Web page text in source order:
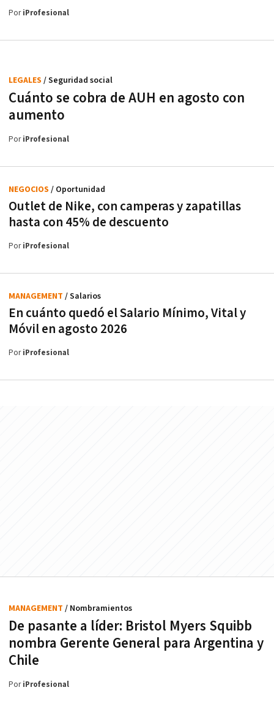
PoriProfesional
Cuánto se cobra de AUH en agosto con
aumento
LEGALES / Seguridad social
PoriProfesional
Outlet de Nike, con camperas y zapatillas
hasta con 45% de descuento
NEGOCIOS / Oportunidad
PoriProfesional
En cuánto quedó el Salario Mínimo, Vital y
Móvil en agosto 2026
MANAGEMENT / Salarios
PoriProfesional
De pasante a líder: Bristol Myers Squibb
nombra Gerente General para Argentina y
Chile
MANAGEMENT / Nombramientos
PoriProfesional